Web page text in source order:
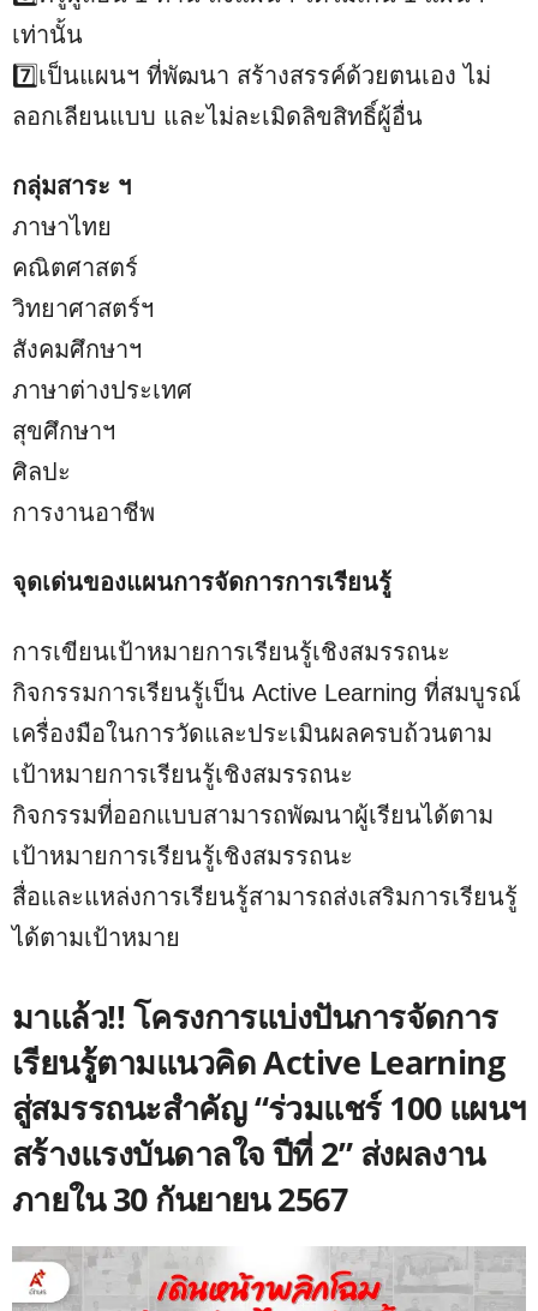
เท่านั้น
7️⃣เป็นแผนฯ ที่พัฒนา สร้างสรรค์ด้วยตนเอง ไม่
ลอกเลียนแบบ และไม่ละเมิดลิขสิทธิ์ผู้อื่น
กลุ่มสาระ ฯ
ภาษาไทย
คณิตศาสตร์
วิทยาศาสตร์ฯ
สังคมศึกษาฯ
ภาษาต่างประเทศ
สุขศึกษาฯ
ศิลปะ
การงานอาชีพ
จุดเด่นของแผนการจัดการการเรียนรู้
การเขียนเป้าหมายการเรียนรู้เชิงสมรรถนะ
กิจกรรมการเรียนรู้เป็น Active Learning ที่สมบูรณ์
เครื่องมือในการวัดและประเมินผลครบถ้วนตาม
เป้าหมายการเรียนรู้เชิงสมรรถนะ
กิจกรรมที่ออกแบบสามารถพัฒนาผู้เรียนได้ตาม
เป้าหมายการเรียนรู้เชิงสมรรถนะ
สื่อและแหล่งการเรียนรู้สามารถส่งเสริมการเรียนรู้
ได้ตามเป้าหมาย
มาแล้ว!! โครงการแบ่งปันการจัดการ
เรียนรู้ตามแนวคิด Active Learning
สู่สมรรถนะสำคัญ “ร่วมแชร์ 100 แผนฯ
สร้างแรงบันดาลใจ ปีที่ 2” ส่งผลงาน
ภายใน 30 กันยายน 2567